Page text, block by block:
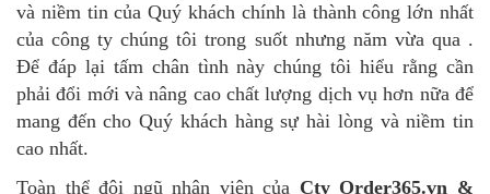
và niềm tin của Quý khách chính là thành công lớn nhất
của công ty chúng tôi trong suốt nhưng năm vừa qua .
Để đáp lại tấm chân tình này chúng tôi hiểu rằng cần
phải đổi mới và nâng cao chất lượng dịch vụ hơn nữa để
mang đến cho Quý khách hàng sự hài lòng và niềm tin
cao nhất.
Toàn thể đội ngũ nhân viên của Cty Order365.vn &